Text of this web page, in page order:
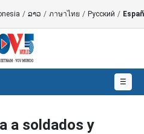
/ ລາວ / ภาษาไทย / Русский /
☰
a soldados y